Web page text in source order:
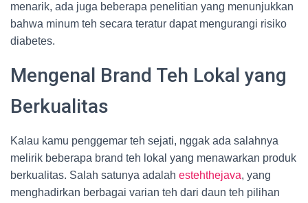
menarik, ada juga beberapa penelitian yang menunjukkan
bahwa minum teh secara teratur dapat mengurangi risiko
diabetes.
Mengenal Brand Teh Lokal yang
Berkualitas
Kalau kamu penggemar teh sejati, nggak ada salahnya
melirik beberapa brand teh lokal yang menawarkan produk
berkualitas. Salah satunya adalah estehthejava, yang
menghadirkan berbagai varian teh dari daun teh pilihan